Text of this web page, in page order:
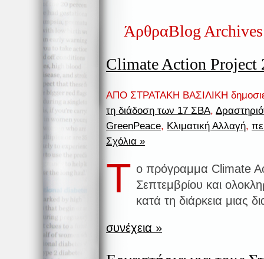
ΆρθραBlog Archives
Climate Action Project
ΑΠΟ ΣΤΡΑΤΑΚΗ ΒΑΣΙΛΙΚΗ
τη διάδοση των 17 ΣΒΑ,
GreenPeace, Κλιματική Αλλαγή,
Σχόλια »
Τ ο πρόγραμμα Climate
Σεπτεμβρίου και
κατά τη διάρκεια μιας
συνέχεια »